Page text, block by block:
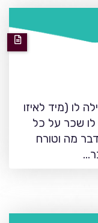
לו (מיד לאיזו
לו שכר על כל
מה וטורח